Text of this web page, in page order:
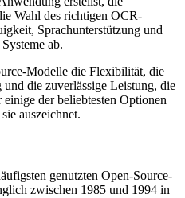
Wahl des richtigen OCR-
Sprachunterstützung und
ab.
Modelle die Flexibilität, die
die zuverlässige Leistung, die
der beliebtesten Optionen
auszeichnet.
genutzten Open-Source-
zwischen 1985 und 1994 in